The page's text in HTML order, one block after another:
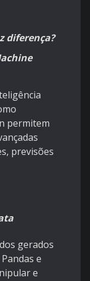
diferença?
permitem
previsões
gerados
e
e